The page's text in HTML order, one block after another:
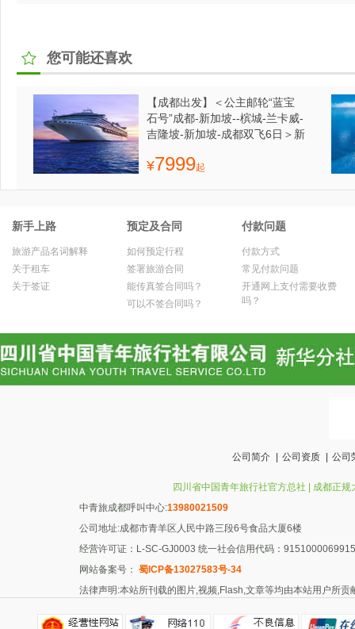
您可能还喜欢
【成都出发】＜公主邮轮“蓝宝
石号”成都-新加坡--槟城-兰卡威-
吉隆坡-新加坡-成都双飞6日＞新
¥7999起
新手上路
旅游产品名词解释
关于租车
关于签证
预定及合同
如何预定行程
签署旅游合同
能传真签合同吗？
可以不签合同吗？
付款问题
付款方式
常见付款问题
开通网上支付需要收费
吗？
公司简介 公司资质 公司
四川省中国青年旅行社官方总社 | 成都正
中青旅成都呼叫中心:13980021509
公司地址:成都市青羊区人民中路三段6号食品大厦6楼
经营许可证：L-SC-GJ0003 统一社会信用代码：
网站备案号： 蜀ICP备13027583号-34
法律声明:本站所刊载的图片,视频,Flash,文章等均由本站用户所